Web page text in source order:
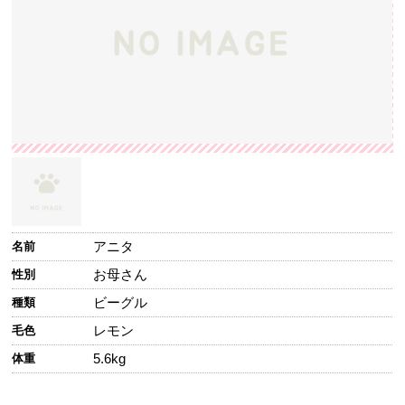
名前 アニタ
性別 お母さん
種類 ビーグル
毛色 レモン
体重 5.6kg